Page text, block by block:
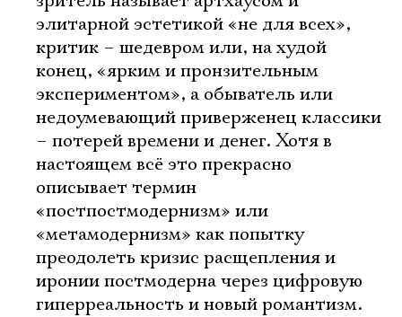
элитарной эстетикой «не для всех»,
критик – шедевром или, на худой
конец, «ярким и пронзительным
экспериментом», а обыватель или
недоумевающий приверженец классики
– потерей времени и денег. Хотя в
настоящем всё это прекрасно
описывает термин
«постпостмодернизм» или
«метамодернизм» как попытку
преодолеть кризис расщепления и
иронии постмодерна через цифровую
гиперреальность и новый романтизм.